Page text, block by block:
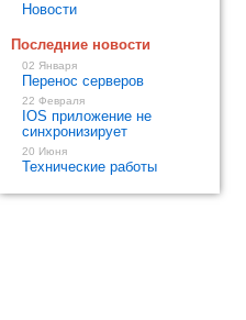
Новости
Последние новости
02 Января
Перенос серверов
22 Февраля
IOS приложение не
синхронизирует
20 Июня
Технические работы